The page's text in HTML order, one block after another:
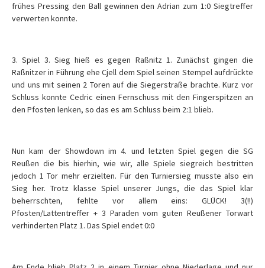
frühes Pressing den Ball gewinnen den Adrian zum 1:0 Siegtreffer
verwerten konnte.
3. Spiel 3. Sieg hieß es gegen Raßnitz 1. Zunächst gingen die
Raßnitzer in Führung ehe Cjell dem Spiel seinen Stempel aufdrückte
und uns mit seinen 2 Toren auf die Siegerstraße brachte. Kurz vor
Schluss konnte Cedric einen Fernschuss mit den Fingerspitzen an
den Pfosten lenken, so das es am Schluss beim 2:1 blieb.
Nun kam der Showdown im 4. und letzten Spiel gegen die SG
Reußen die bis hierhin, wie wir, alle Spiele siegreich bestritten
jedoch 1 Tor mehr erzielten. Für den Turniersieg musste also ein
Sieg her. Trotz klasse Spiel unserer Jungs, die das Spiel klar
beherrschten, fehlte vor allem eins: GLÜCK! 3(!!)
Pfosten/Lattentreffer + 3 Paraden vom guten Reußener Torwart
verhinderten Platz 1. Das Spiel endet 0:0